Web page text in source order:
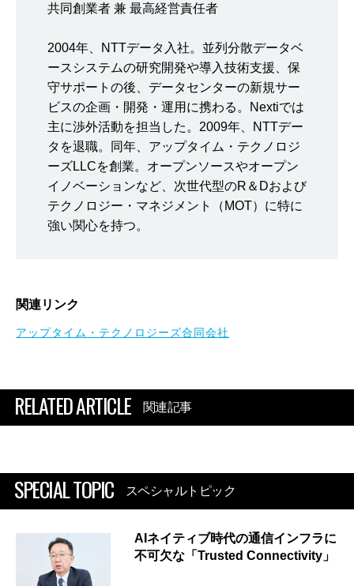
共同創業者 兼 最高経営責任者
2004年、NTTデータ入社。並列分散データベ
ースシステムの研究開発や導入技術支援、保
守サポートの後、データセンターの新規サー
ビスの企画・開発・運用に携わる。Nextiでは
主に渉外活動を担当した。2009年、NTTデー
タを退職。同年、アップタイム・テクノロジ
ーズLLCを創業。オープンソースやオープン
イノベーションなど、次世代型のR＆Dおよび
テクノロジー・マネジメント（MOT）に特に
強い関心を持つ。
関連リンク
アップタイム・テクノロジーズ合同会社
RELATED ARTICLE 関連記事
SPECIAL TOPIC スペシャルトピック
AIネイティブ時代の通信インフラに
不可欠な「Trusted Connectivity」